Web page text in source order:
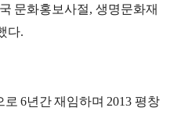
문화홍보사절, 생명문화재
다.
로 6년간 재임하며 2013 평창